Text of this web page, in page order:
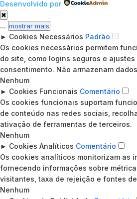
Desenvolvido por
✖
... mostrar mais
► Cookies Necessários Padrão
Os cookies necessários permitem
do site, como logins seguros e
consentimento. Não armazenam
Nenhum
► Cookies Funcionais Comentário
Os cookies funcionais suportam
de conteúdo nas redes sociais,
ativação de ferramentas de terceiros.
Nenhum
► Cookies Analíticos Comentário
Os cookies analíticos monitorizam as
fornecendo informações sobre
visitantes, taxa de rejeição e fontes
Nenhum